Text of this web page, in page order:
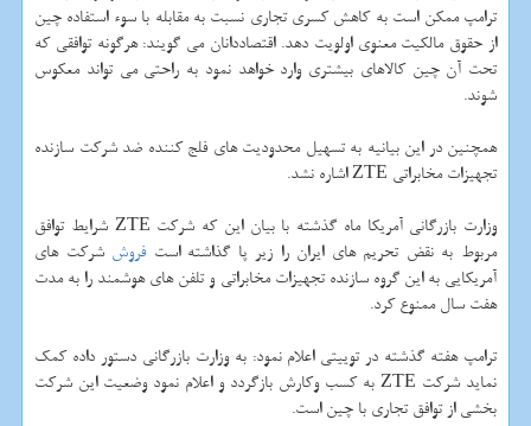
ترامپ ممكن است به كاهش كسری تجاری نسبت به مقابله با سوء استفاده چین
از حقوق مالكیت معنوی اولویت دهد. اقتصاددانان می گویند: هرگونه توافقی كه
تحت آن چین كالاهای بیشتری وارد خواهد نمود به راحتی می تواند معكوس
شوند.
همچنین در این بیانیه به تسهیل محدودیت های فلج كننده ضد شركت سازنده
تجهیزات مخابراتی ZTE اشاره نشد.
وزارت بازرگانی آمریكا ماه گذشته با بیان این كه شركت ZTE شرایط توافق
مربوط به نقض تحریم های ایران را زیر پا گذاشته است فروش شركت های
آمریكایی به این گروه سازنده تجهیزات مخابراتی و تلفن های هوشمند را به مدت
هفت سال ممنوع كرد.
ترامپ هفته گذشته در توییتی اعلام نمود: به وزارت بازرگانی دستور داده كمك
نماید شركت ZTE به كسب وكارش بازگردد و اعلام نمود وضعیت این شركت
بخشی از توافق تجاری با چین است.